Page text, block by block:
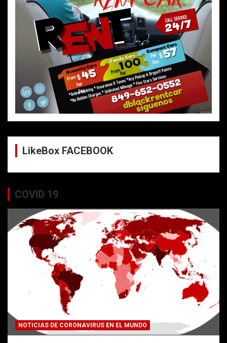
LikeBox FACEBOOK
COVID 19
NOTICIAS DE CORONAVIRUS EN EL MUNDO